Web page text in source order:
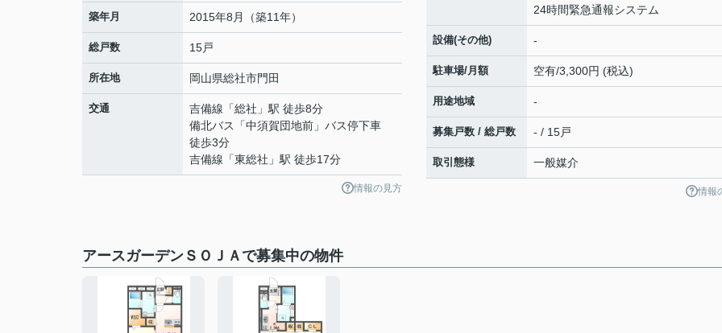
築年月 2015年8月（築11年）
総戸数 15戸
所在地 岡山県総社市門田
交通 吉備線 「総社 」駅 徒歩8分
備北バス「中須賀団地前」バス停下車
徒歩3分
吉備線 「東総社 」駅 徒歩17分
情報の見方
24時間緊急通報システム
設備(その他) -
駐車場/月額 空有/3,300円 (税込)
用途地域 -
募集戸数 / 総戸数 - / 15戸
取引態様 一般媒介
情報
アースガーデンＳＯＪＡで募集中の物件